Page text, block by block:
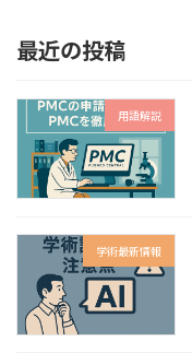
最近の投稿
用語解説
学術最新情報